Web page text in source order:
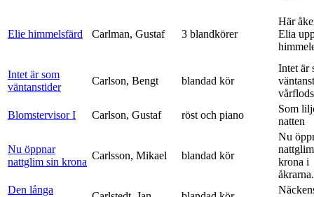
Elie himmelsfärd Carlman, Gustaf 3 blandkörer
Här
Elia
Intet är som
väntanstider
Carlson, Bengt blandad kör
Intet är
Blomstervisor I
Carlson, Gustaf röst och piano
Som
natten
Nu öppnar
nattglim sin krona
Carlsson, Mikael blandad kör
Nu
krona i
Den långa